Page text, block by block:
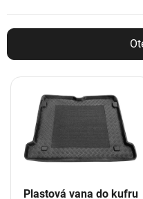
V
Plastová vana do kufru